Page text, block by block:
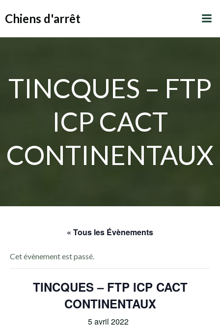
Chiens d'arrêt
TINCQUES – FTP
ICP CACT
CONTINENTAUX
« Tous les Évènements
Cet évènement est passé.
TINCQUES – FTP ICP CACT
CONTINENTAUX
5 avril 2022